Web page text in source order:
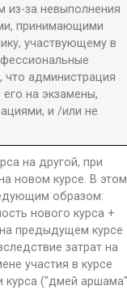
из-за невыполнения
принимающими
участвующему в
что администрация
на экзамены,
и /или не
на другой, при
новом курсе. В этом
образом:
нового курса +
предыдущем курсе
затрат на
участия в курсе
курса ("дмей